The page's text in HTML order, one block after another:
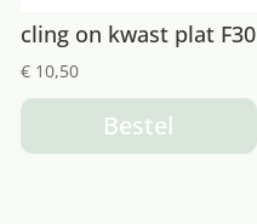
cling on kwast plat F30
€10,50
Bestel